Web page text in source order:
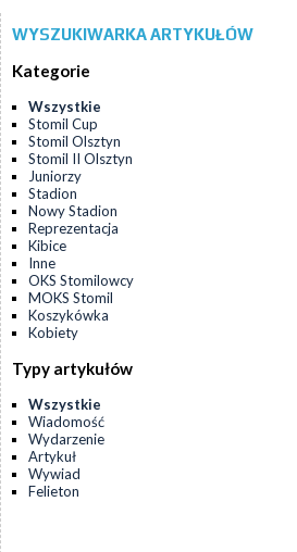
WYSZUKIWARKA ARTYKUŁÓW
Kategorie
Wszystkie
Stomil Cup
Stomil Olsztyn
Stomil II Olsztyn
Juniorzy
Stadion
Nowy Stadion
Reprezentacja
Kibice
Inne
OKS Stomilowcy
MOKS Stomil
Koszykówka
Kobiety
Typy artykułów
Wszystkie
Wiadomość
Wydarzenie
Artykuł
Wywiad
Felieton